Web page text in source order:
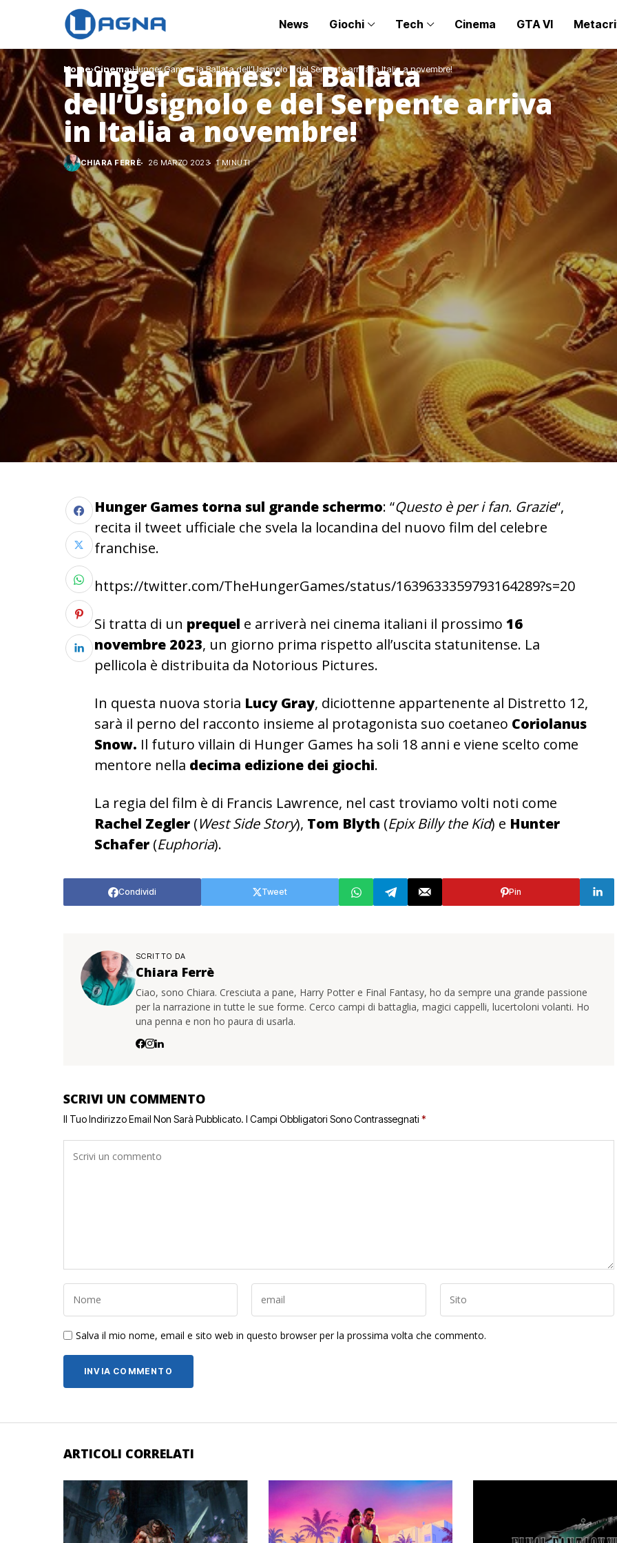
News Giochi Tech Cinema GTA VI
Home Cinema Hunger Games: la Ballata dell’Usignolo e del Serpente arriva in Italia a novembre!
Hunger Games: la Ballata
dell’Usignolo e del Serpente arriva
in Italia a novembre!
CHIARA FERRÈ 26 MARZO 2023 1 MINUTI
Hunger Games torna sul grande schermo: “Questo è per i fan. Grazie“,
recita il tweet ufficiale che svela la locandina del nuovo film del celebre
franchise.
https://twitter.com/TheHungerGames/status/1639633359793164289?s=20
Si tratta di un prequel e arriverà nei cinema italiani il prossimo 16
novembre 2023, un giorno prima rispetto all’uscita statunitense. La
pellicola è distribuita da Notorious Pictures.
In questa nuova storia Lucy Gray, diciottenne appartenente al Distretto 12,
sarà il perno del racconto insieme al protagonista suo coetaneo Coriolanus
Snow. Il futuro villain di Hunger Games ha soli 18 anni e viene scelto come
mentore nella decima edizione dei giochi.
La regia del film è di Francis Lawrence, nel cast troviamo volti noti come
Rachel Zegler (West Side Story), Tom Blyth (Epix Billy the Kid) e Hunter
Schafer (Euphoria).
Condividi Tweet Pin
SCRITTO DA
Chiara Ferrè
Ciao, sono Chiara. Cresciuta a pane, Harry Potter e Final Fantasy, ho da sempre una grande passione
per la narrazione in tutte le sue forme. Cerco campi di battaglia, magici cappelli, lucertoloni volanti. Ho
una penna e non ho paura di usarla.
SCRIVI UN COMMENTO
Il Tuo Indirizzo Email Non Sarà Pubblicato. I Campi Obbligatori Sono Contrassegnati *
Salva il mio nome, email e sito web in questo browser per la prossima volta che commento.
ARTICOLI CORRELATI